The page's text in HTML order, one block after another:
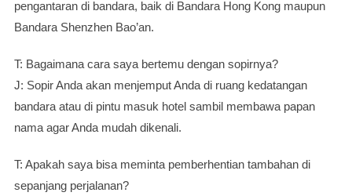
pengantaran di bandara, baik di Bandara Hong Kong maupun
Bandara Shenzhen Bao’an.
T: Bagaimana cara saya bertemu dengan sopirnya?
J: Sopir Anda akan menjemput Anda di ruang kedatangan
bandara atau di pintu masuk hotel sambil membawa papan
nama agar Anda mudah dikenali.
T: Apakah saya bisa meminta pemberhentian tambahan di
sepanjang perjalanan?